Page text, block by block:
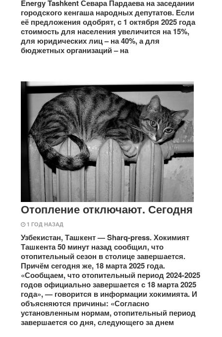
Energy Tashkent Севара Пардаева на заседании
городского кенгаша народных депутатов. Если
её предложения одобрят, с 1 октября 2025 года
стоимость для населения увеличится на 15%,
для юридических лиц – на 40%, а для
бюджетных организаций – на
Отопление отключают. Сегодня
1 ГОД НАЗАД
Узбекистан, Ташкент — Sharq-press. Хокимият
Ташкента 50 минут назад сообщил, что
отопительный сезон в столице завершается.
Причём сегодня же, 18 марта 2025 года.
«Сообщаем, что отопительный период 2024-2025
годов официально завершается с 18 марта 2025
года», — говорится в информации хокимията. И
объясняются причины: «Согласно
установленным нормам, отопительный период
завершается со дня, следующего за днем